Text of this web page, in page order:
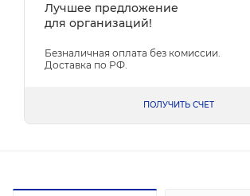
Лучшее предложение
для организаций!
Безналичная оплата без комиссии.
Доставка по РФ.
ПОЛУЧИТЬ СЧЕТ